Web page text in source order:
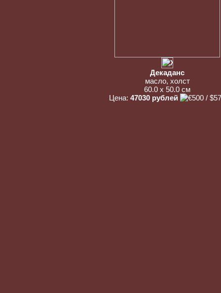
Декаданс
масло, холст
60.0 x 50.0 см
Цена: 47030 рублей